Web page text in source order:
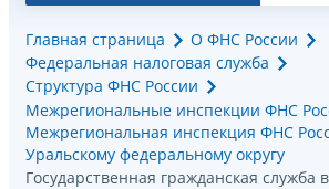
Главная страница
О ФНС России
Федеральная налоговая служба
Структура ФНС России
Межрегиональные инспекции ФНС
Межрегиональная инспекция ФНС
Уральскому федеральному округу
Государственная гражданская служба